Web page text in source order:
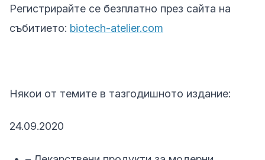
Регистрирайте се безплатно през сайта на
събитието: biotech-atelier.com
Някои от темите в тазгодишното издание:
24.09.2020